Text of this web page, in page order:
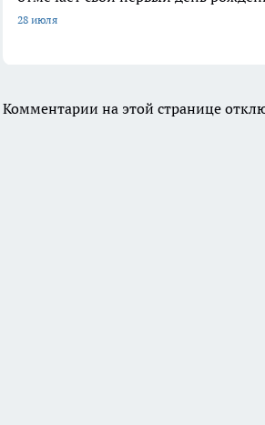
28 июля
Комментарии на этой странице